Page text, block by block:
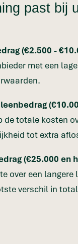
past bij
(€2.500 -
met een
de totale kosten
tot extra
(€25.000 en
over een
verschil in